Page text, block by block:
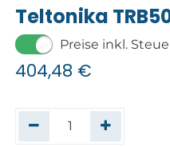
Teltonika
Preise inkl.
404,48 €